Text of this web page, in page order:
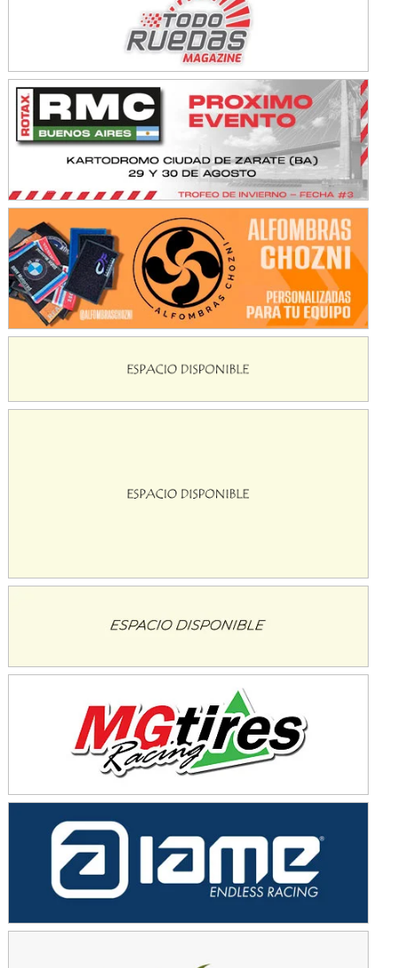
Ciudad de Trenque Lauquen (Asfalto)
ENTRERRIANO - F6 (POSTERGADA)
Parque de la Velocidad (Asfalto)
Villaguay (Entre Ríos)
VICTORIENSE - F7
Victoria (Entre Ríos)
PATAGONICO - F6
Moto Club Reginense (Tierra)
Gral. E. Godoy (Río Negro)
CSK - F7
Juventud Unida (Tierra)
Humboldt (Santa Fe)
NORESTE SANTAFESINO - F6
Avellaneda (Santa Fe)